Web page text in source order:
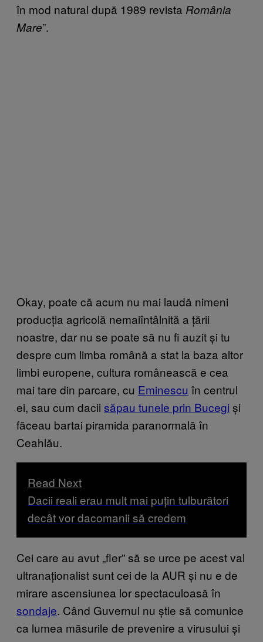
în mod natural după 1989 revista România
Mare”.
Okay, poate că acum nu mai laudă nimeni
producția agricolă nemaiîntâlnită a țării
noastre, dar nu se poate să nu fi auzit și tu
despre cum limba română a stat la baza altor
limbi europene, cultura românească e cea
mai tare din parcare, cu Eminescu în centrul
ei, sau cum dacii săpau tunele prin Bucegi și
făceau bartai piramida paranormală în
Ceahlău.
Read Next
Dacii reali erau mult mai puțin tulburători
decât vor dacomanii să credem
Cei care au avut „fler” să se urce pe acest val
ultranaționalist sunt cei de la AUR și nu e de
mirare ascensiunea lor spectaculoasă în
sondaje. Când Guvernul nu știe să comunice
ca lumea măsurile de prevenire a virusului și